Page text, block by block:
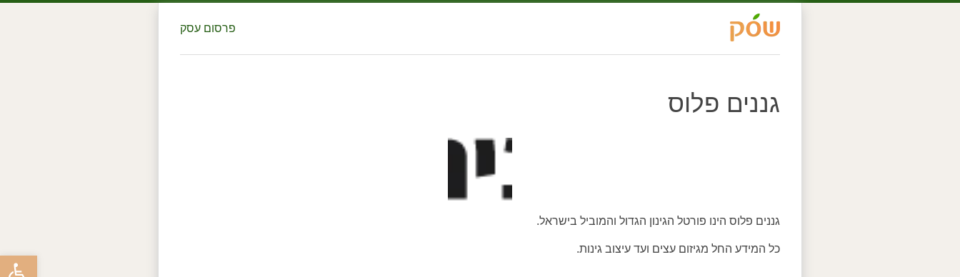
פתח
פרסום עסק
גננים פלוס
גננים פלוס הינו פורטל הגינון הגדול והמוביל בישראל.
כל המידע החל מגיזום עצים ועד עיצוב גינות.